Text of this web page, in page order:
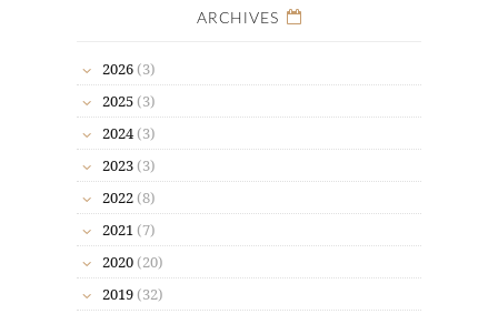
ARCHIVES
2026 (3)
2025 (3)
2024 (3)
2023 (3)
2022 (8)
2021 (7)
2020 (20)
2019 (32)